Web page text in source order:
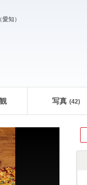
（愛知 ）
写真 (42)